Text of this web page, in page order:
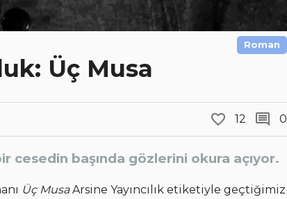
Roman
Üç Musa
12 0
cesedin başında gözlerini okura açıyor.
Üç MusaArsine Yayıncılık etiketiyle geçtiğimiz